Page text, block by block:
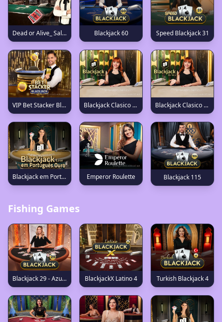
Dead or Alive_ Saloon Blackjack 60 Speed Blackjack 31
VIP Bet Stacker Blackjack 3 Blackjack Clasico en Español 22 Blackjack Clasico en Español 16
Blackjack em Português Ouro Emperor Roulette Blackjack 115
Fishing Games
Blackjack 29 - Azure BlackjackX Latino 4 Turkish Blackjack 4